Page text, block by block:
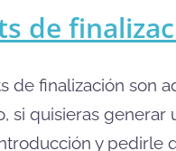
de
de finalización son
si quisieras
y pedirle